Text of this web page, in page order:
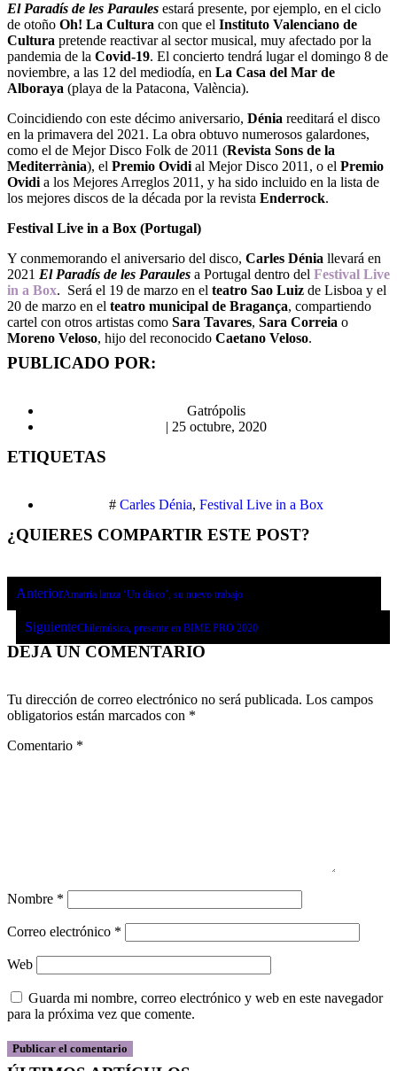
El Paradís de les Paraules estará presente, por ejemplo, en el ciclo
de otoño Oh! La Cultura con que el Instituto Valenciano de
Cultura pretende reactivar al sector musical, muy afectado por la
pandemia de la Covid-19. El concierto tendrá lugar el domingo 8 de
noviembre, a las 12 del mediodía, en La Casa del Mar de
Alboraya (playa de la Patacona, València).
Coincidiendo con este décimo aniversario, Dénia reeditará el disco
en la primavera del 2021. La obra obtuvo numerosos galardones,
como el de Mejor Disco Folk de 2011 (Revista Sons de la
Mediterrània), el Premio Ovidi al Mejor Disco 2011, o el Premio
Ovidi a los Mejores Arreglos 2011, y ha sido incluido en la lista de
los mejores discos de la década por la revista Enderrock.
Festival Live in a Box (Portugal)
Y conmemorando el aniversario del disco, Carles Dénia llevará en
2021 El Paradís de les Paraules a Portugal dentro del Festival Live
in a Box. Será el 19 de marzo en el teatro Sao Luiz de Lisboa y el
20 de marzo en el teatro municipal de Bragança, compartiendo
cartel con otros artistas como Sara Tavares, Sara Correia o
Moreno Veloso, hijo del reconocido Caetano Veloso.
PUBLICADO POR:
Gatrópolis
| 25 octubre, 2020
ETIQUETAS
# Carles Dénia, Festival Live in a Box
¿QUIERES COMPARTIR ESTE POST?
AnteriorAmatria lanza ‘Un disco’, su nuevo trabajo
SiguienteChilemúsica, presente en BIME PRO 2020
DEJA UN COMENTARIO
Tu dirección de correo electrónico no será publicada. Los campos
obligatorios están marcados con *
Comentario *
Nombre *
Correo electrónico *
Web
Guarda mi nombre, correo electrónico y web en este navegador
para la próxima vez que comente.